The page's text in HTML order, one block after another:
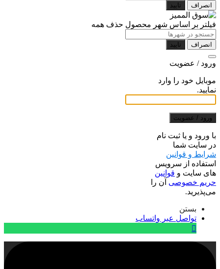
انصراف تایید
فیلتر بر اساس شهر محصول حذف همه
انصراف تایید
ورود / عضویت
موبایل خود را وارد
نمایید.
ورود / عضویت
با ورود و یا ثبت نام
در سایت شما
شرایط و قوانین
استفاده از سرویس
های سایت و قوانین
حریم خصوصی آن را
می‌پذیرید.
بستن
تواصل عبر واتساب